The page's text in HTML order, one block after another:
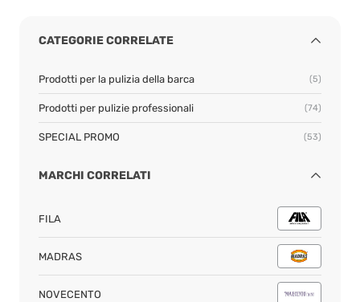
CATEGORIE CORRELATE
Prodotti per la pulizia della barca (5)
Prodotti per pulizie professionali​ (74)
SPECIAL PROMO (53)
MARCHI CORRELATI
FILA
MADRAS
NOVECENTO